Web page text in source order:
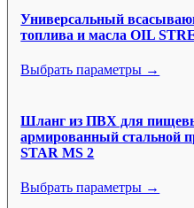
Универсальный
топлива и масла OIL
Выбрать параметры →
Шланг из ПВХ для
армированный стальной
STAR MS 2
Выбрать параметры →